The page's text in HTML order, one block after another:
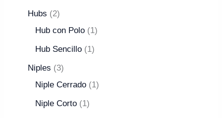
Hubs
2
Hub con Polo
1
Hub Sencillo 1
Niples
3
Niple Cerrado
1
Niple Corto 1